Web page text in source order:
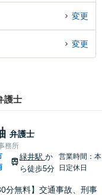
変更
変更
護士
弁護士
務所
緑井駅 か
ら徒歩5分
営業時間：本
日定休日
分無料】交通事故、刑事